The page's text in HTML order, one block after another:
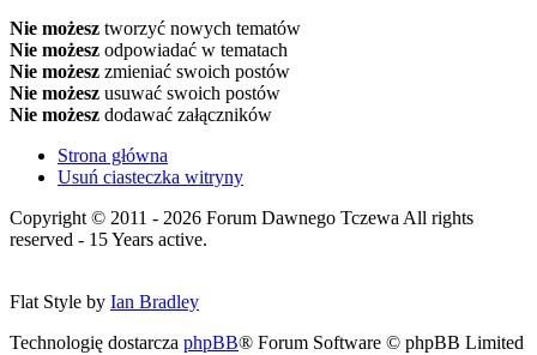
Nie możesz tworzyć nowych tematów
Nie możesz odpowiadać w tematach
Nie możesz zmieniać swoich postów
Nie możesz usuwać swoich postów
Nie możesz dodawać załączników
Strona główna
Usuń ciasteczka witryny
Copyright © 2011 - 2026 Forum Dawnego Tczewa All rights
reserved - 15 Years active.
Flat Style by Ian Bradley
Technologię dostarcza phpBB® Forum Software © phpBB Limited